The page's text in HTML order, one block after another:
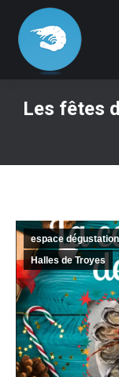
Les fêtes
espace dégustation
Halles de Troyes